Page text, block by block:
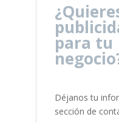
para tu
Déjanos tu
sección de